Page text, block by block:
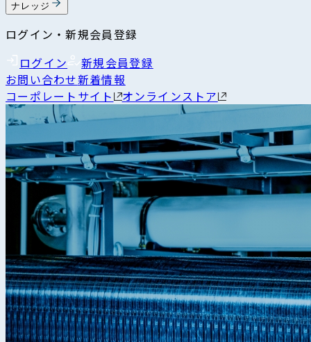
ナレッジ
ログイン・新規会員登録
ログイン
新規会員登録
お問い合わせ新着情報
コーポレートサイト
オンラインストア